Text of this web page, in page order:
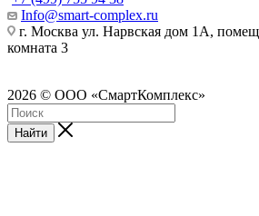
Info@smart-complex.ru
г. Москва ул. Нарвская дом 1А,
комната 3
2026 © ООО «СмартКомплекс»
Найти